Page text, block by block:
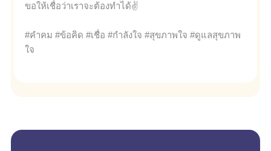
ขอให้เชื่อว่าเราจะต้องทำได้✌
#คำคม #ข้อคิด #เชื่อ #กำลังใจ #สุขภาพใจ #ดูแลสุขภาพ
ใจ